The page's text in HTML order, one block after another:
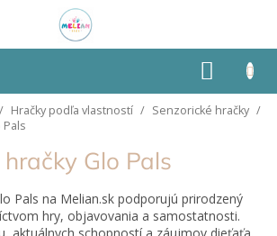
KOŠÍK
/ Hračky podľa vlastností / Senzorické hračky /
Glo Pals
Pals na Melian.sk podporujú prirodzený
hry, objavovania a samostatnosti.